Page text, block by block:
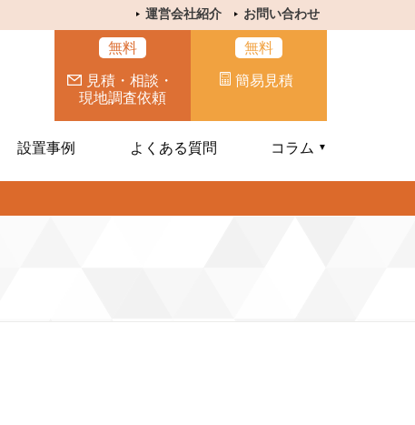
運営会社紹介 お問い合わせ
無料
見積・相談・
現地調査依頼
無料
簡易見積
設置事例 よくある質問 コラム